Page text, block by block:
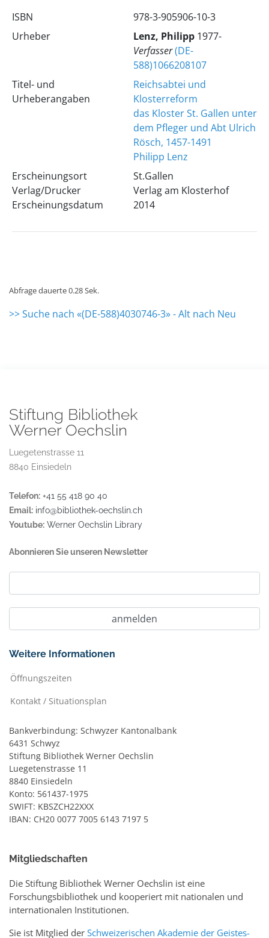
ISBN
978-3-905906-10-3
Urheber
Lenz, Philipp 1977-
Verfasser(DE-
588)1066208107
Titel- und
Urheberangaben
Reichsabtei und
Klosterreform
das Kloster St. Gallen unter
dem Pfleger und Abt Ulrich
Rösch, 1457-1491
Philipp Lenz
Erscheinungsort
Verlag/Drucker
Erscheinungsdatum
St.Gallen
Verlag am Klosterhof
2014
Abfrage dauerte 0.28 Sek.
>> Suche nach «(DE-588)4030746-3» - Alt nach Neu
Stiftung Bibliothek
Werner Oechslin
Luegetenstrasse 11
8840 Einsiedeln
Telefon: +41 55 418 90 40
Email: info@bibliothek-oechslin.ch
Youtube: Werner Oechslin Library
Abonnieren Sie unseren Newsletter
Weitere Informationen
Öffnungszeiten
Kontakt / Situationsplan
Bankverbindung: Schwyzer Kantonalbank
6431 Schwyz
Stiftung Bibliothek Werner Oechslin
Luegetenstrasse 11
8840 Einsiedeln
Konto: 561437-1975
SWIFT: KBSZCH22XXX
IBAN: CH20 0077 7005 6143 7197 5
Mitgliedschaften
Die Stiftung Bibliothek Werner Oechslin ist eine
Forschungsbibliothek und kooperiert mit nationalen und
internationalen Institutionen.
Sie ist Mitglied der Schweizerischen Akademie der Geistes-